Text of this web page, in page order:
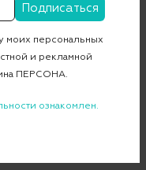
моих персональных
и рекламной
ПЕРСОНА.
ознакомлен.